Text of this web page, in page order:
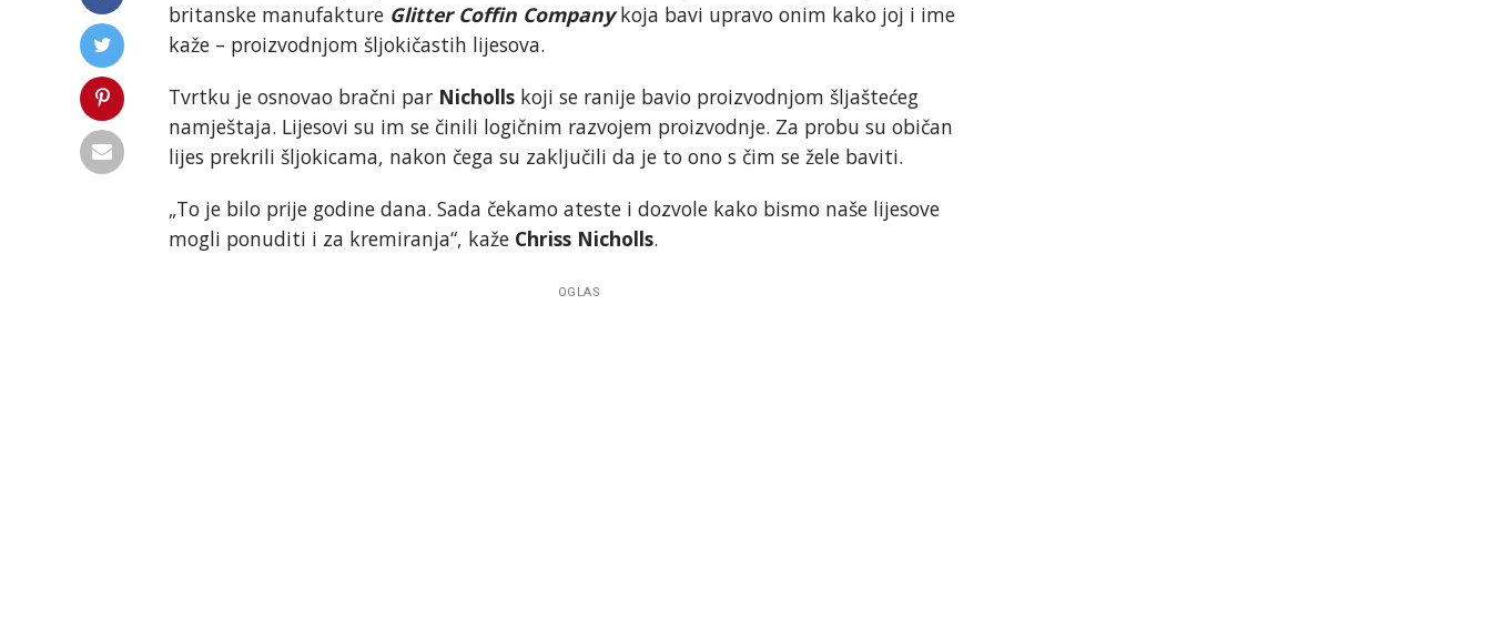
britanske manufakture Glitter Coffin Companykoja bavi upravo onim kako joj i ime
kaže – proizvodnjom šljokičastih lijesova.
Tvrtku je osnovao bračni par Nicholls koji se ranije bavio proizvodnjom šljaštećeg
namještaja. Lijesovi su im se činili logičnim razvojem proizvodnje. Za probu su običan
lijes prekrili šljokicama, nakon čega su zaključili da je to ono s čim se žele baviti.
„To je bilo prije godine dana. Sada čekamo ateste i dozvole kako bismo naše lijesove
mogli ponuditi i za kremiranja“, kaže Chriss Nicholls.
OGLAS